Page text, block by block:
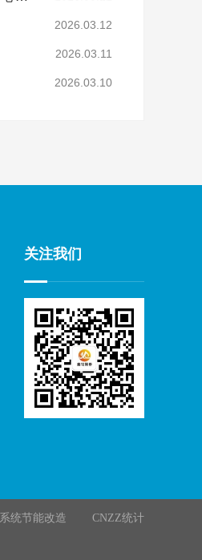
2026.03.12
2026.03.11
2026.03.10
关注我们
统节能改造 CNZZ统计